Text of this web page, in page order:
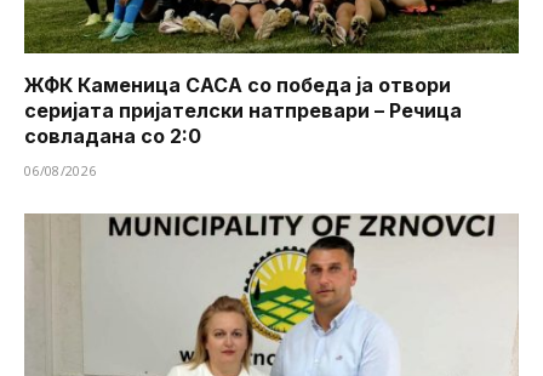
ЖФК Каменица САСА со победа ја отвори
серијата пријателски натпревари – Речица
совладана со 2:0
06/08/2026